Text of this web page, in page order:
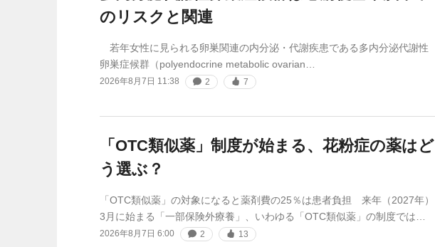
のリスクと関連
若年女性に見られる卵巣関連の内分泌・代謝疾患である多内分泌代謝性
卵巣症候群（polyendocrine metabolic ovarian…
2026年8月7日 11:38 2 7
「OTC類似薬」制度が始まる、花粉症の薬はど
う選ぶ？
「OTC類似薬」の対象になると薬剤費の25％は患者負担 来年（2027年）
3月に始まる「一部保険外療養」、いわゆる「OTC類似薬」の制度では…
2026年8月7日 6:00 2 13